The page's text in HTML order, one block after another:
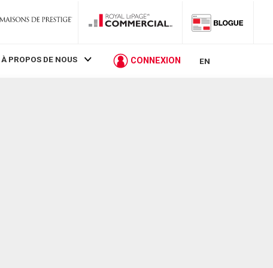
À PROPOS DE NOUS CONNEXION EN